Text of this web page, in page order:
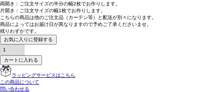
両開き： ご注文サイズの半分の幅2枚でお作りします。
片開き： ご注文サイズの幅1枚でお作りします。
こちらの商品は他のご注文品（カーテン等）と配送が別々 になります。
商品によってはお届け日が異なりますので予めご了承くださいませ。
残りわずかです。
お気に入りに登録する
カートに入れる
ラッピングサービスはこちら
この商品について
問い合わせる